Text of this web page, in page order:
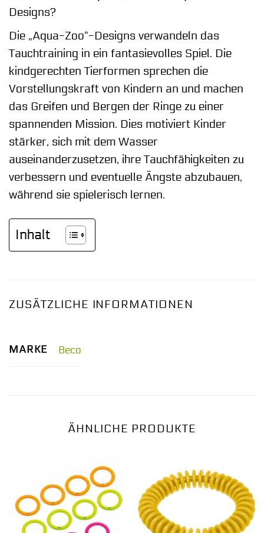
Designs?
Die „Aqua-Zoo“-Designs verwandeln das
Tauchtraining in ein fantasievolles Spiel. Die
kindgerechten Tierformen sprechen die
Vorstellungskraft von Kindern an und machen
das Greifen und Bergen der Ringe zu einer
spannenden Mission. Dies motiviert Kinder
stärker, sich mit dem Wasser
auseinanderzusetzen, ihre Tauchfähigkeiten zu
verbessern und eventuelle Ängste abzubauen,
während sie spielerisch lernen.
Inhalt
ZUSÄTZLICHE INFORMATIONEN
MARKE Beco
ÄHNLICHE PRODUKTE